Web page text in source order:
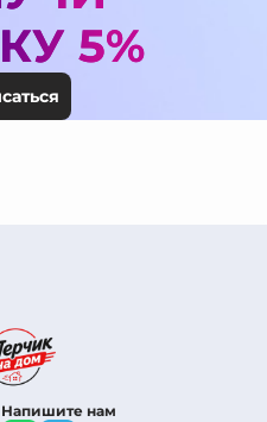
5%
Напишите нам